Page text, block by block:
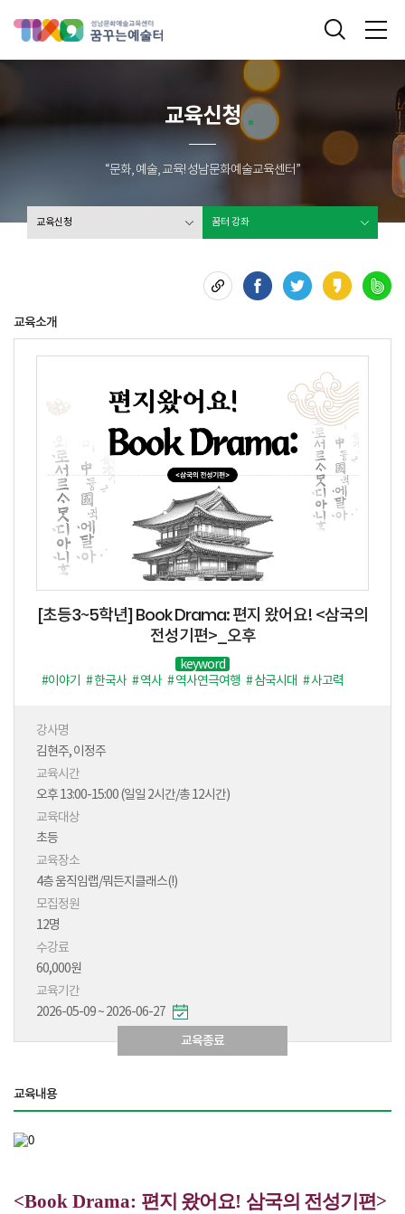
통합검색
교육신청
“문화, 예술, 교육! 성남문화예술교육센터”
교육신청 꿈터 강좌
교육소개
[초등3~5학년] Book Drama: 편지 왔어요! <삼국의
전성기편>_오후
keyword
#이야기 # 한국사 # 역사 # 역사연극여행 # 삼국시대 # 사고력
강사명
김현주, 이정주
교육시간
오후 13:00-15:00 (일일 2시간/총 12시간)
교육대상
초등
교육장소
4층 움직임랩/뭐든지클래스(!)
모집정원
12명
수강료
60,000원
교육기간
2026-05-09 ~ 2026-06-27
교육종료
교육내용
<Book Drama: 편지 왔어요! 삼국의 전성기편>